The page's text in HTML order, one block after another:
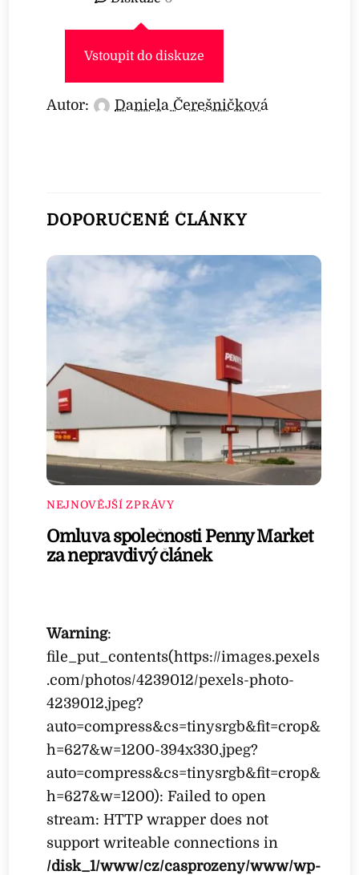
Vstoupit do diskuze
Autor: Daniela Čerešničková
DOPORUČENÉ ČLÁNKY
NEJNOVĚJŠÍ ZPRÁVY
Omluva společnosti Penny Market
za nepravdivý článek
Warning:
file_put_contents(https://images.pexels
.com/photos/4239012/pexels-photo-
4239012.jpeg?
auto=compress&cs=tinysrgb&fit=crop&
h=627&w=1200-394x330.jpeg?
auto=compress&cs=tinysrgb&fit=crop&
h=627&w=1200): Failed to open
stream: HTTP wrapper does not
support writeable connections in
/disk_1/www/cz/casprozeny/www/wp-